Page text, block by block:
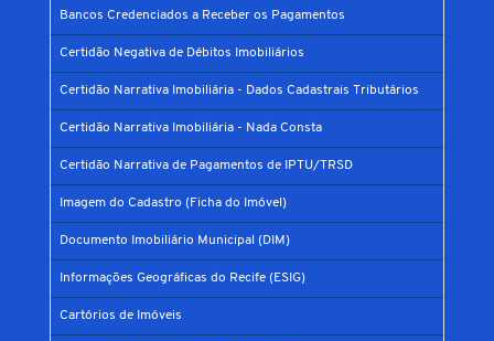
Bancos Credenciados a Receber os Pagamentos
Certidão Negativa de Débitos Imobiliários
Certidão Narrativa Imobiliária - Dados Cadastrais Tributários
Certidão Narrativa Imobiliária - Nada Consta
Certidão Narrativa de Pagamentos de IPTU/TRSD
Imagem do Cadastro (Ficha do Imóvel)
Documento Imobiliário Municipal (DIM)
Informações Geográficas do Recife (ESIG)
Cartórios de Imóveis